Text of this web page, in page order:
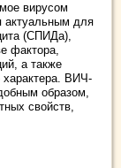
вирусом
актуальным для
(СПИДа),
фактора,
а также
характера. ВИЧ-
образом,
свойств,